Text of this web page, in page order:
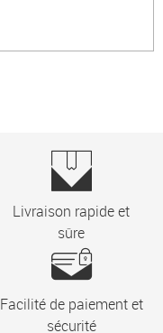
Livraison rapide et
sûre
Facilité de paiement et
sécurité